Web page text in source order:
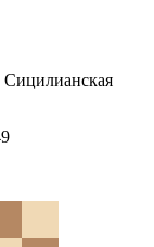
Сицилианская